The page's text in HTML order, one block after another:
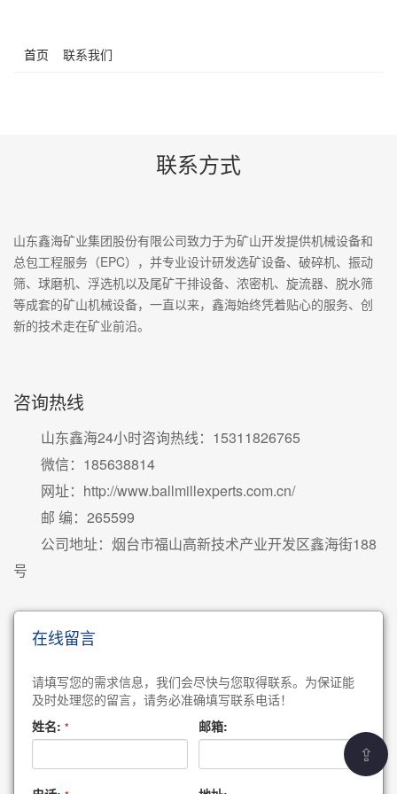
首页 联系我们
联系方式
山东鑫海矿业集团股份有限公司致力于为矿山开发提供机械设备和
总包工程服务（EPC），并专业设计研发选矿设备、破碎机、振动
筛、球磨机、浮选机以及尾矿干排设备、浓密机、旋流器、脱水筛
等成套的矿山机械设备，一直以来，鑫海始终凭着贴心的服务、创
新的技术走在矿业前沿。
咨询热线
山东鑫海24小时咨询热线： 15311826765
微信：185638814
网址： http://www.ballmillexperts.com.cn/
邮 编：265599
公司地址：烟台市福山高新技术产业开发区鑫海街188
号
在线留言
请填写您的需求信息，我们会尽快与您取得联系。为保证能
及时处理您的留言，请务必准确填写联系电话！
姓名: * 邮箱:
⇪